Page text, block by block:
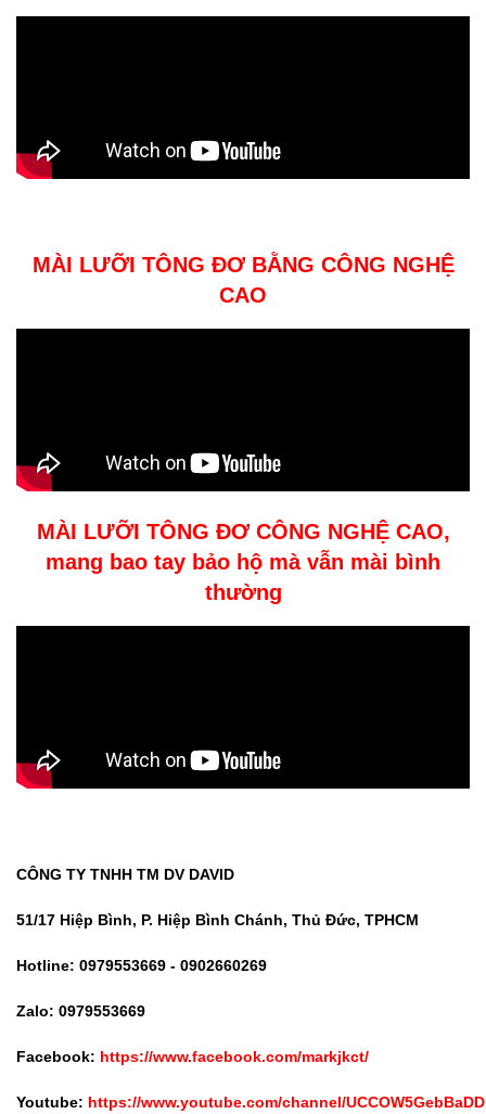
MÀI LƯỠI TÔNG ĐƠ BẰNG CÔNG NGHỆ
CAO
MÀI LƯỠI TÔNG ĐƠ CÔNG NGHỆ CAO,
mang bao tay bảo hộ mà vẫn mài bình
thường
CÔNG TY TNHH TM DV DAVID
51/17 Hiệp Bình, P. Hiệp Bình Chánh, Thủ Đức, TPHCM
Hotline: 0979553669 - 0902660269
Zalo: 0979553669
Facebook: https://www.facebook.com/markjkct/
Youtube: https://www.youtube.com/channel/